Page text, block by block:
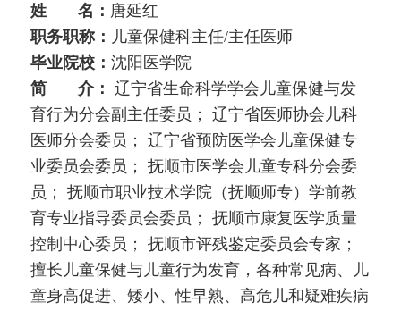
姓 名： 唐延红
职务职称： 儿童保健科主任/主任医师
毕业院校： 沈阳医学院
简 介： 辽宁省生命科学学会儿童保健与发
育行为分会副主任委员； 辽宁省医师协会儿科
医师分会委员； 辽宁省预防医学会儿童保健专
业委员会委员； 抚顺市医学会儿童专科分会委
员； 抚顺市职业技术学院（抚顺师专）学前教
育专业指导委员会委员； 抚顺市康复医学质量
控制中心委员； 抚顺市评残鉴定委员会专家；
擅长儿童保健与儿童行为发育，各种常见病、儿
童身高促进、矮小、性早熟、高危儿和疑难疾病